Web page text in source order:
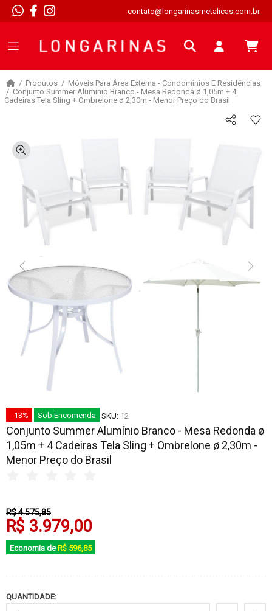
contato@longarinasmetalicas.com.br
Produtos
Móveis Para Área Externa - Condomínios E Residências
Conjunto Summer Alumínio Branco - Mesa Redonda ø 1,05m + 4
Cadeiras Tela Sling + Ombrelone ø 2,30m - Menor Preço do Brasil
- 13% Sob Encomenda SKU: 12
Conjunto Summer Alumínio Branco - Mesa Redonda ø
1,05m + 4 Cadeiras Tela Sling + Ombrelone ø 2,30m -
Menor Preço do Brasil
R$ 4.575,85
R$ 3.979,00
Economia de R$ 596,85
QUANTIDADE: